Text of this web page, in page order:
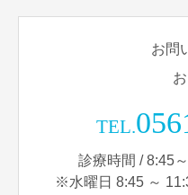
お問
TEL.
診療時間 / 8:45
※水曜日 8:45 ～